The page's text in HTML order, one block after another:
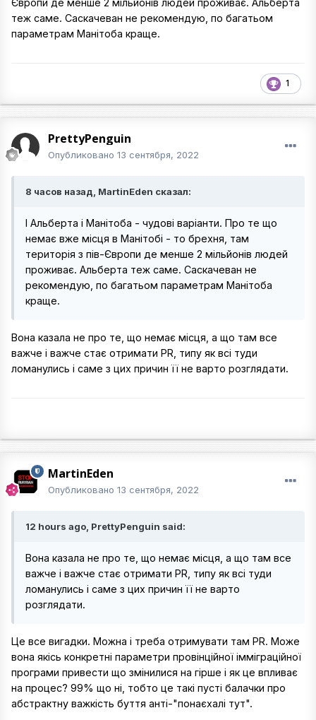
Європи де менше 2 мільйонів людей проживає. Альберта
теж саме. Саскачеван не рекомендую, по багатьом
параметрам Манітоба краще.
1
PrettyPenguin
Опубликовано 13 сентября, 2022
8 часов назад, MartinEden сказал:
І Альберта і Манітоба - чудові варіанти. Про те що
немає вже місця в Манітобі - то брехня, там
територія з пів-Європи де менше 2 мільйонів людей
проживає. Альберта теж саме. Саскачеван не
рекомендую, по багатьом параметрам Манітоба
краще.
Вона казала не про те, що немає місця, а що там все
важче і важче стає отримати PR, типу як всі туди
ломанулись і саме з цих причин її не варто розглядати.
MartinEden
Опубликовано 13 сентября, 2022
12 hours ago, PrettyPenguin said:
Вона казала не про те, що немає місця, а що там все
важче і важче стає отримати PR, типу як всі туди
ломанулись і саме з цих причин її не варто
розглядати.
Це все вигадки. Можна і треба отримувати там PR. Може
вона якісь конкретні параметри провінційної імміграційної
програми привести що змінилися на гірше і як це впливає
на процес? 99% що ні, тобто це такі пусті балачки про
абстрактну важкість буття анті-"понаєхалі тут".